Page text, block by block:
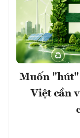
Muốn "hút"
Việt cần